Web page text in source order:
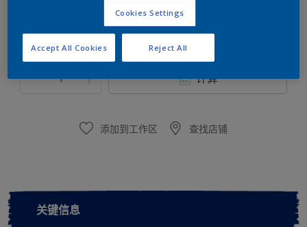
5升
数量
计算
添加到工作区 查找店铺
关键信息
Cookies Settings
Reject All
Accept All Cookies